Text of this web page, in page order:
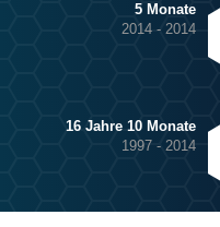
5 Monate
2014 - 2014
16 Jahre 10 Monate
1997 - 2014